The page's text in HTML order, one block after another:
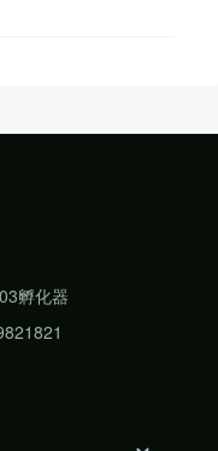
孵化器